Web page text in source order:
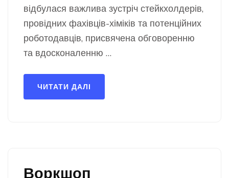
відбулася важлива зустріч стейкхолдерів,
провідних фахівців-хіміків та потенційних
роботодавців, присвячена обговоренню
та вдосконаленню …
ЧИТАТИ ДАЛІ
Воркшоп